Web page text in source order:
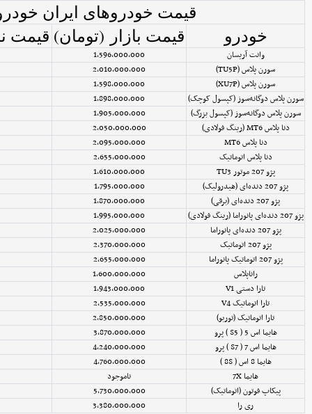
قیمت خودروهای ایران
خودرو
قیمت بازار (تومان) قیمت
وانت آریسان
1,596,000,000
سورن پلاس (TU5P)
2,010,000,000
سورن پلاس (XU7P)
1,598,000,000
سورن پلاس دوگانه‌سوز (کپسول کوچک)
1,898,000,000
سورن پلاس دوگانه‌سوز (کپسول بزرگ)
1,905,000,000
دنا پلاس MT6 (رینگ فولادی)
2,050,000,000
دنا پلاس MT6
2,095,000,000
دنا پلاس اتوماتیک
2,655,000,000
پژو 207 موتور TU3
1,610,000,000
پژو 207 دنده‌ای (هیدرولیک)
1,795,000,000
پژو 207 دنده‌ای (برقی)
1,870,000,000
پژو 207 دنده‌ای پانوراما (رینگ فولادی)
1,995,000,000
پژو 207 دنده‌ای پانوراما
2,025,000,000
پژو 207 اتوماتیک
2,370,000,000
پژو 207 اتوماتیک پانوراما
2,655,000,000
راناپلاس
1,600,000,000
تارا دستی V1
1,943,000,000
تارا اتوماتیک V4
2,535,000,000
تارا اتوماتیک (توربو)
2,850,000,000
هایما اس 5 ( S5 ) پرو
3,870,000,000
هایما اس 7 ( S7 ) پرو
4,240,000,000
هایما 8 اس ( 8S )
4,760,000,000
هایما 7X
ناموجود
پیکاپ فوتون (اتوماتیک)
5,730,000,000
ری را
3,380,000,000